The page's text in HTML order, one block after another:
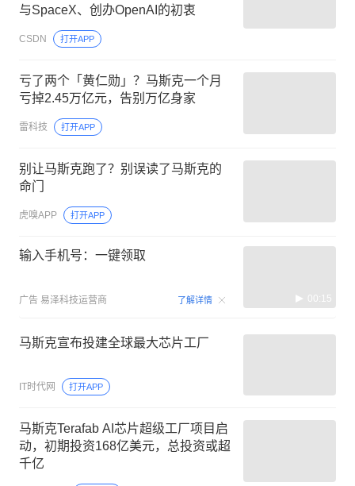
与SpaceX、创办OpenAI的初衷
CSDN 打开APP
亏了两个「黄仁勋」？马斯克一个月
亏掉2.45万亿元，告别万亿身家
雷科技 打开APP
别让马斯克跑了？别误读了马斯克的
命门
虎嗅APP 打开APP
输入手机号：一键领取
广告 易泽科技运营商 了解详情 00:15
马斯克宣布投建全球最大芯片工厂
IT时代网 打开APP
马斯克Terafab AI芯片超级工厂项目启
动，初期投资168亿美元，总投资或超
千亿